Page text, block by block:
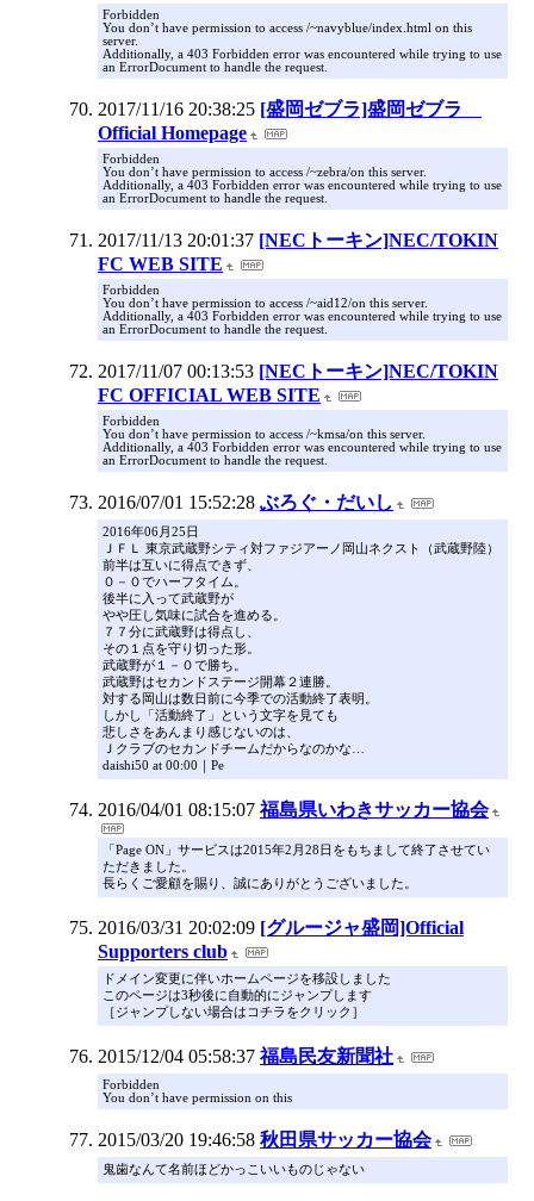
Forbidden
You don’t have permission to access /~navyblue/index.html on this
server.
Additionally, a 403 Forbidden error was encountered while trying to use
an ErrorDocument to handle the request.
2017/11/16 20:38:25 [盛岡ゼブラ]盛岡ゼブラ
Official Homepage
Forbidden
You don’t have permission to access /~zebra/on this server.
Additionally, a 403 Forbidden error was encountered while trying to use
an ErrorDocument to handle the request.
2017/11/13 20:01:37 [NECトーキン]NEC/TOKIN
FC WEB SITE
Forbidden
You don’t have permission to access /~aid12/on this server.
Additionally, a 403 Forbidden error was encountered while trying to use
an ErrorDocument to handle the request.
2017/11/07 00:13:53 [NECトーキン]NEC/TOKIN
FC OFFICIAL WEB SITE
Forbidden
You don’t have permission to access /~kmsa/on this server.
Additionally, a 403 Forbidden error was encountered while trying to use
an ErrorDocument to handle the request.
2016/07/01 15:52:28 ぶろぐ・だいし
2016年06月25日
ＪＦＬ 東京武蔵野シティ対ファジアーノ岡山ネクスト（武蔵野陸）
前半は互いに得点できず、
０－０でハーフタイム。
後半に入って武蔵野が
やや圧し気味に試合を進める。
７７分に武蔵野は得点し、
その１点を守り切った形。
武蔵野が１－０で勝ち。
武蔵野はセカンドステージ開幕２連勝。
対する岡山は数日前に今季での活動終了表明。
しかし「活動終了」という文字を見ても
悲しさをあんまり感じないのは、
Ｊクラブのセカンドチームだからなのかな…
daishi50 at 00:00｜Pe
2016/04/01 08:15:07 福島県いわきサッカー協会
「Page ON」サービスは2015年2月28日をもちまして終了させてい
ただきました。
長らくご愛顧を賜り、誠にありがとうございました。
2016/03/31 20:02:09 [グルージャ盛岡]Official
Supporters club
ドメイン変更に伴いホームページを移設しました
このページは3秒後に自動的にジャンプします
［ジャンプしない場合はコチラをクリック］
2015/12/04 05:58:37 福島民友新聞社
Forbidden
You don’t have permission on this
2015/03/20 19:46:58 秋田県サッカー協会
鬼歯なんて名前ほどかっこいいものじゃない